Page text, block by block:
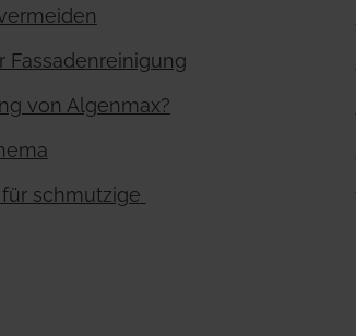
Fassadenreinigung
von Algenmax?
schmutzige